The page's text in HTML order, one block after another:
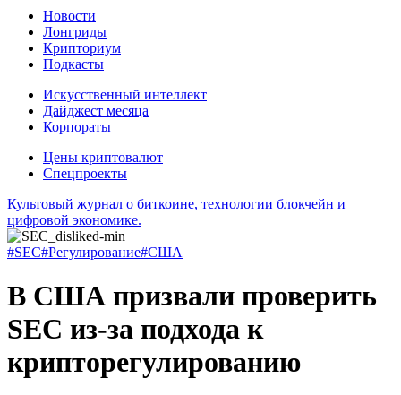
Новости
Лонгриды
Крипториум
Подкасты
Искусственный интеллект
Дайджест месяца
Корпораты
Цены криптовалют
Спецпроекты
Культовый журнал о биткоине, технологии блокчейн и
цифровой экономике.
#SEC#Регулирование#США
В США призвали проверить
SEC из-за подхода к
крипторегулированию